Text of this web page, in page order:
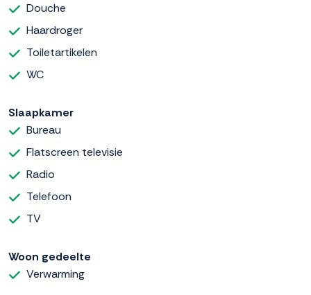
Douche
Haardroger
Toiletartikelen
WC
Slaapkamer
Bureau
Flatscreen televisie
Radio
Telefoon
TV
Woon gedeelte
Verwarming